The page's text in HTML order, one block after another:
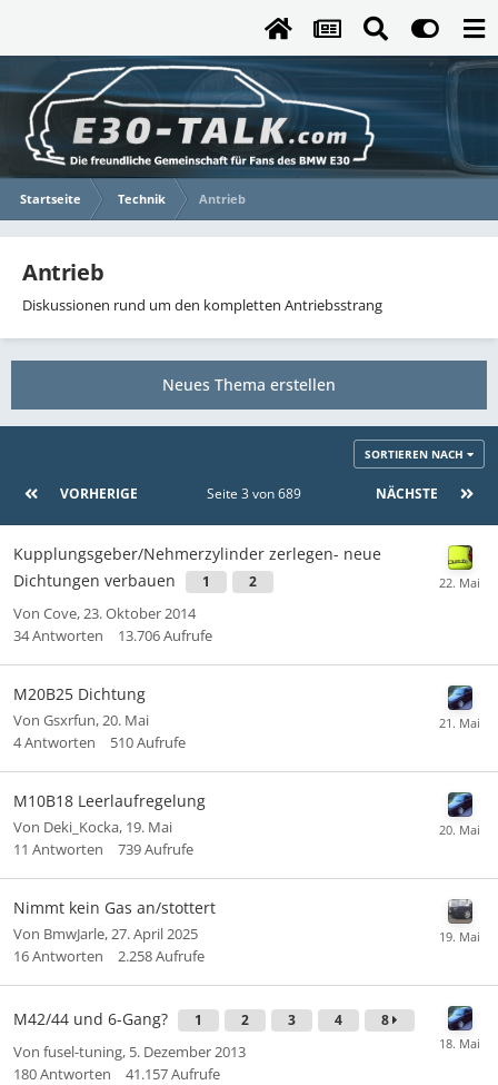
Startseite Technik Antrieb
Antrieb
Diskussionen rund um den kompletten Antriebsstrang
Neues Thema erstellen
SORTIEREN NACH
VORHERIGE NÄCHSTE
Seite 3 von 689
Kupplungsgeber/Nehmerzylinder zerlegen- neue
Dichtungen verbauen
1 2
Von Cove, 23. Oktober 2014
34Antworten 13.706Aufrufe
M20B25 Dichtung
Von Gsxrfun, 20. Mai
4Antworten 510Aufrufe
M10B18 Leerlaufregelung
Von Deki_Kocka, 19. Mai
11 Antworten 739Aufrufe
Nimmt kein Gas an/stottert
Von BmwJarle, 27. April 2025
16Antworten 2.258Aufrufe
M42/44 und 6-Gang? 1 2 3 4 8
Von fusel-tuning, 5. Dezember 2013
180Antworten 41.157Aufrufe